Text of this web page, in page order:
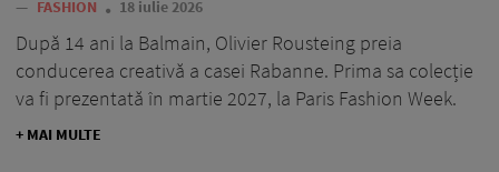
— FASHION 18 iulie 2026
După 14 ani la Balmain, Olivier Rousteing preia
conducerea creativă a casei Rabanne. Prima sa colecție
va fi prezentată în martie 2027, la Paris Fashion Week.
+ MAI MULTE